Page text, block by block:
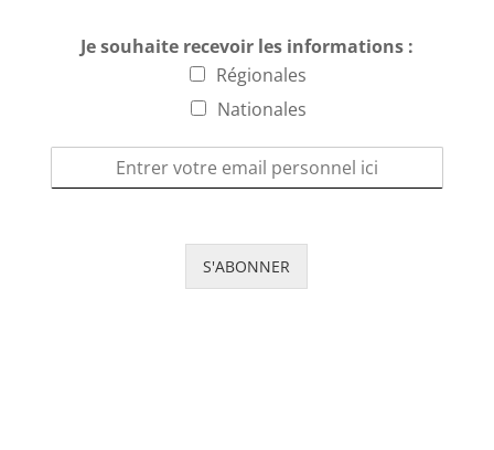
Je souhaite recevoir les informations :
Régionales
Nationales
S'ABONNER